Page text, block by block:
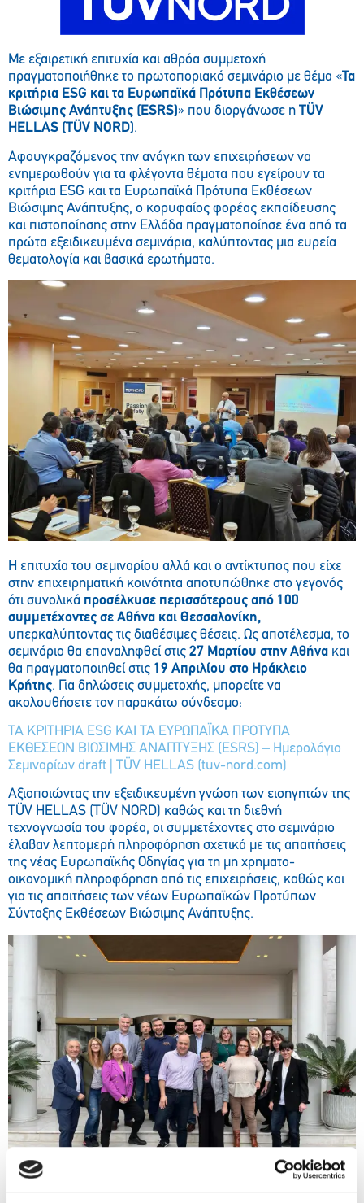
Με εξαιρετική επιτυχία και αθρόα συμμετοχή
πραγματοποιήθηκε το πρωτοποριακό σεμινάριο με θέμα «Τα
κριτήρια ESG και τα Ευρωπαϊκά Πρότυπα Εκθέσεων
Βιώσιμης Ανάπτυξης (ESRS)» που διοργάνωσε η TÜV
HELLAS (TÜV NORD).
Αφουγκραζόμενος την ανάγκη των επιχειρήσεων να
ενημερωθούν για τα φλέγοντα θέματα που εγείρουν τα
κριτήρια ESG και τα Ευρωπαϊκά Πρότυπα Εκθέσεων
Βιώσιμης Ανάπτυξης, ο κορυφαίος φορέας εκπαίδευσης
και πιστοποίησης στην Ελλάδα πραγματοποίησε ένα από τα
πρώτα εξειδικευμένα σεμινάρια, καλύπτοντας μια ευρεία
θεματολογία και βασικά ερωτήματα.
Η επιτυχία του σεμιναρίου αλλά και ο αντίκτυπος που είχε
στην επιχειρηματική κοινότητα αποτυπώθηκε στο γεγονός
ότι συνολικά προσέλκυσε περισσότερους από 100
συμμετέχοντες σε Αθήνα και Θεσσαλονίκη,
υπερκαλύπτοντας τις διαθέσιμες θέσεις. Ως αποτέλεσμα, το
σεμινάριο θα επαναληφθεί στις 27 Μαρτίου στην Αθήνα και
θα πραγματοποιηθεί στις 19 Απριλίου στο Ηράκλειο
Κρήτης. Για δηλώσεις συμμετοχής, μπορείτε να
ακολουθήσετε τον παρακάτω σύνδεσμο:
ΤΑ ΚΡΙΤΗΡΙΑ ESG KAI ΤΑ ΕΥΡΩΠΑΪΚΑ ΠΡΟΤΥΠΑ
ΕΚΘΕΣΕΩΝ ΒΙΩΣΙΜΗΣ ΑΝΑΠΤΥΞΗΣ (ESRS) – Ημερολόγιο
Σεμιναρίων draft | TÜV HELLAS (tuv-nord.com)
Αξιοποιώντας την εξειδικευμένη γνώση των εισηγητών της
TÜV HELLAS (TÜV NORD) καθώς και τη διεθνή
τεχνογνωσία του φορέα, οι συμμετέχοντες στο σεμινάριο
έλαβαν λεπτομερή πληροφόρηση σχετικά με τις απαιτήσεις
της νέας Ευρωπαϊκής Οδηγίας για τη μη χρηματο-
οικονομική πληροφόρηση από τις επιχειρήσεις, καθώς και
για τις απαιτήσεις των νέων Ευρωπαϊκών Προτύπων
Σύνταξης Εκθέσεων Βιώσιμης Ανάπτυξης.